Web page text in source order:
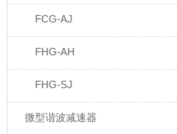
FCG-AJ
FHG-AH
FHG-SJ
微型谐波减速器